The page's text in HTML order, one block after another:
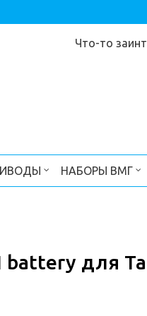
Что-то
НАБОРЫ ВМГ
battery для